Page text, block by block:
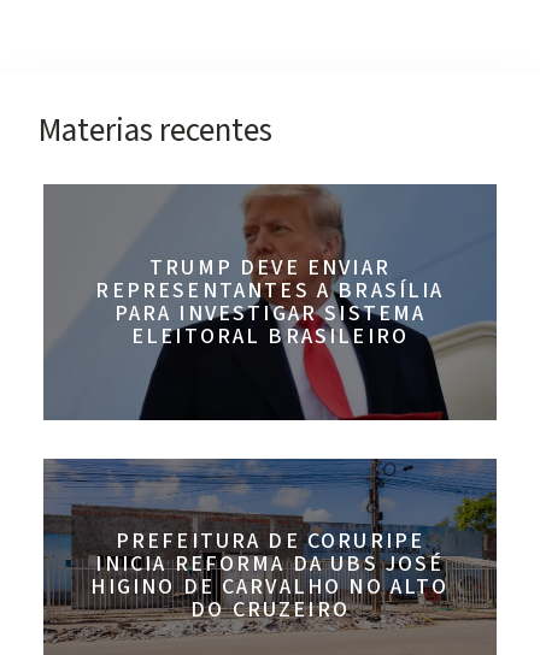
Materias recentes
TRUMP DEVE ENVIAR
REPRESENTANTES A BRASÍLIA
PARA INVESTIGAR SISTEMA
ELEITORAL BRASILEIRO
PREFEITURA DE CORURIPE
INICIA REFORMA DA UBS JOSÉ
HIGINO DE CARVALHO NO ALTO
DO CRUZEIRO